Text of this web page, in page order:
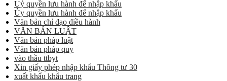
Uỷ quyền lưu hành để nhập khẩu
Ủy quyền lưu hành để nhập khẩu
Văn bản chỉ đạo điều hành
VĂN BẢN LUẬT
Văn bản pháp luật
Văn bản pháp quy
vào thầu ttbyt
Xin giấy phép nhập khẩu Thông tư 30
xuất khẩu khẩu trang